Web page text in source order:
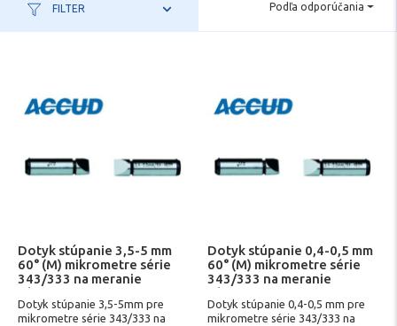
FILTER Podľa odporúčania
Dotyk stúpanie 3,5-5 mm
60° (M) mikrometre série
343/333 na meranie
závitov
Dotyk stúpanie 3,5-5mm pre
mikrometre série 343/333 na
Dotyk stúpanie 0,4-0,5 mm
60° (M) mikrometre série
343/333 na meranie
závitov
Dotyk stúpanie 0,4-0,5 mm pre
mikrometre série 343/333 na